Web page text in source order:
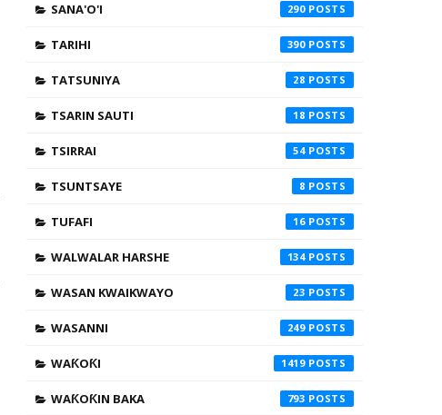
SANA'O'I 290
TARIHI 390
TATSUNIYA 28
TSARIN SAUTI 18
TSIRRAI 54
TSUNTSAYE 8
TUFAFI 16
WALWALAR HARSHE 134
WASAN KWAIKWAYO 23
WASANNI 249
WAƘOƘI 1419
WAƘOƘIN BAKA 793